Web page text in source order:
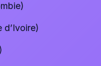
d’Ivoire)